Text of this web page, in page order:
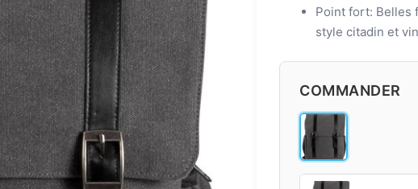
Point fort: Belles
style citadin et
COMMANDER